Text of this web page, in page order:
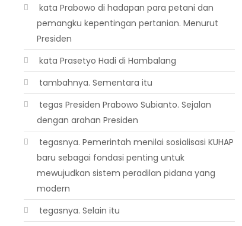
 kata Prabowo di hadapan para petani dan
pemangku kepentingan pertanian. Menurut
Presiden
 kata Prasetyo Hadi di Hambalang
 tambahnya. Sementara itu
 tegas Presiden Prabowo Subianto. Sejalan
dengan arahan Presiden
 tegasnya. Pemerintah menilai sosialisasi KUHAP
baru sebagai fondasi penting untuk
mewujudkan sistem peradilan pidana yang
modern
 tegasnya. Selain itu